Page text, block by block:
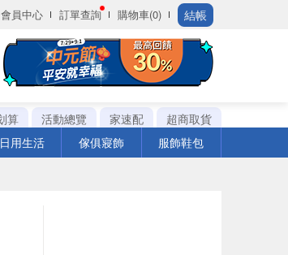
會員中心 訂單查詢 購物車(0) 結帳
算 活動總覽 家速配
超商取貨
日用生活 傢俱寢飾 服飾鞋包